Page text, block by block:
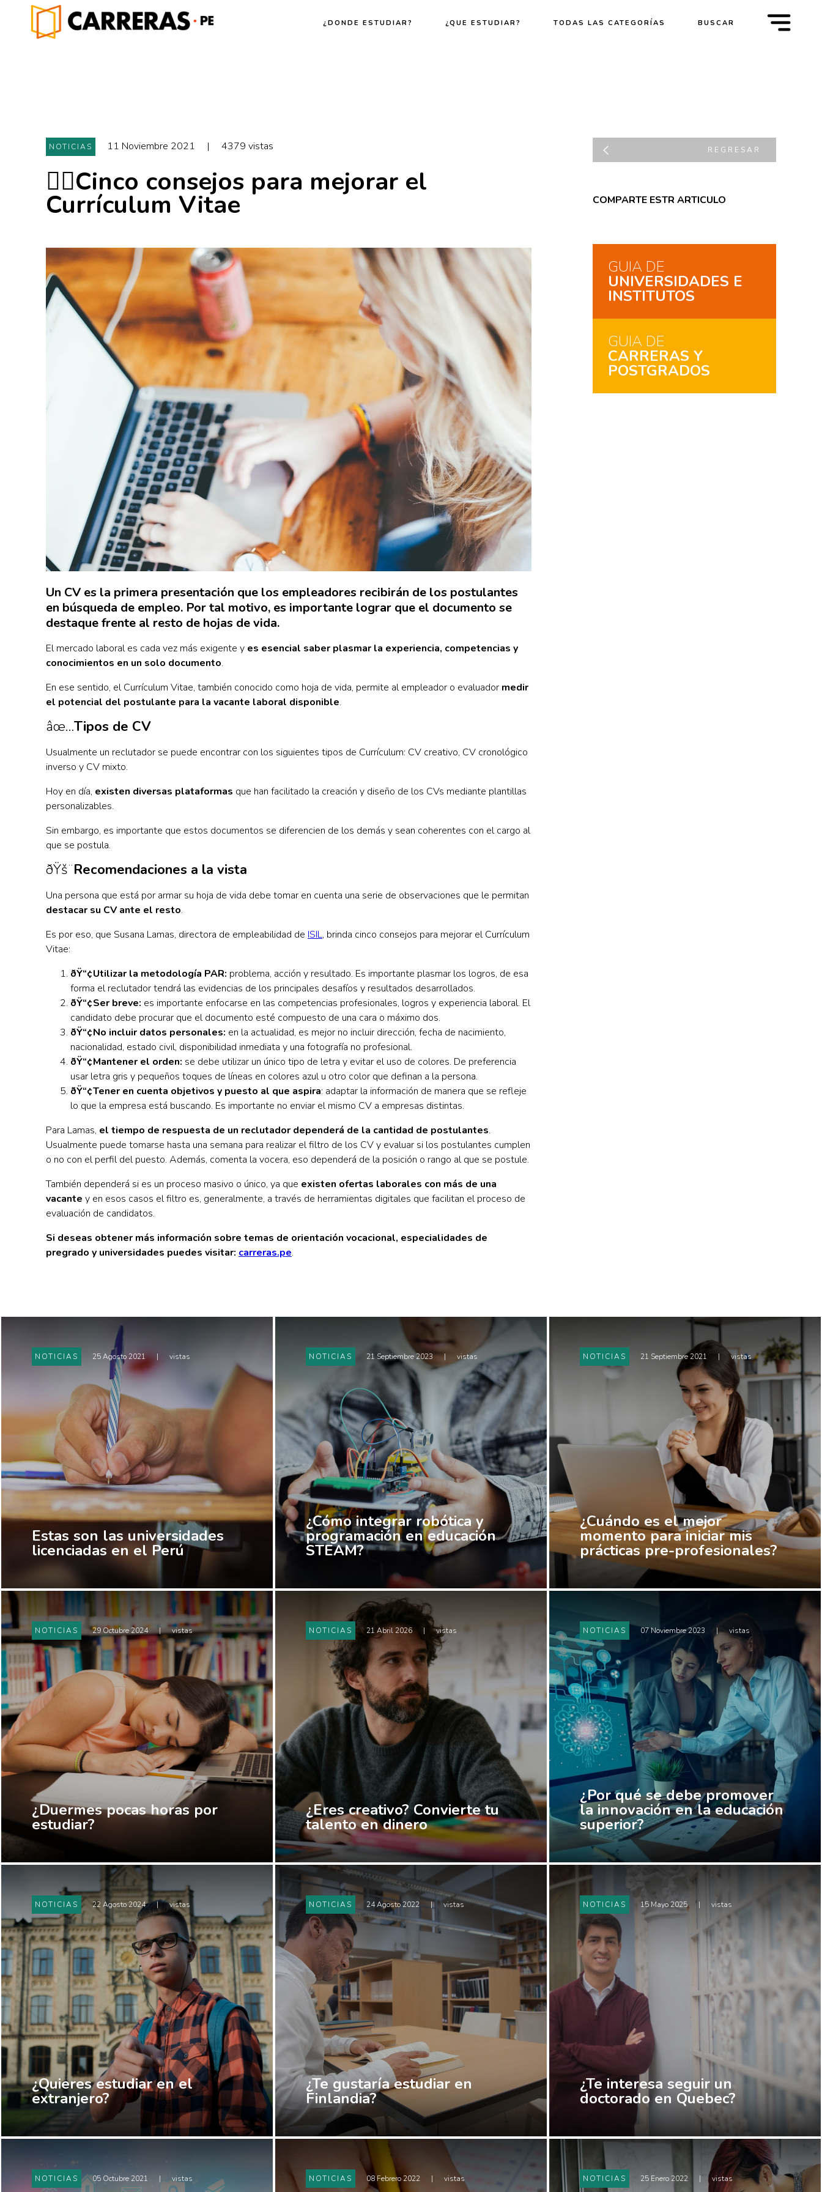
¿DONDE ESTUDIAR? ¿QUE ESTUDIAR? TODAS LAS CATEGORÍAS BUSCAR
m
NOTICIAS 11 Noviembre 2021 | 4379 vistas
🖐🏻Cinco consejos para mejorar el
Currículum Vitae
Un CV es la primera presentación que los empleadores recibirán de los postulantes
en búsqueda de empleo. Por tal motivo, es importante lograr que el documento se
destaque frente al resto de hojas de vida.
El mercado laboral es cada vez más exigente y es esencial saber plasmar la experiencia, competencias y
conocimientos en un solo documento.
En ese sentido, el Currículum Vitae, también conocido como hoja de vida, permite al empleador o evaluador medir
el potencial del postulante para la vacante laboral disponible.
âœ…Tipos de CV
Usualmente un reclutador se puede encontrar con los siguientes tipos de Currículum: CV creativo, CV cronológico
inverso y CV mixto.
Hoy en día, existen diversas plataformas que han facilitado la creación y diseño de los CVs mediante plantillas
personalizables.
Sin embargo, es importante que estos documentos se diferencien de los demás y sean coherentes con el cargo al
que se postula.
ðŸš¨Recomendaciones a la vista
Una persona que está por armar su hoja de vida debe tomar en cuenta una serie de observaciones que le permitan
destacar su CV ante el resto.
Es por eso, que Susana Lamas, directora de empleabilidad de ISIL, brinda cinco consejos para mejorar el Currículum
Vitae:
ðŸ“¢Utilizar la metodología PAR: problema, acción y resultado. Es importante plasmar los logros, de esa
forma el reclutador tendrá las evidencias de los principales desafíos y resultados desarrollados.
ðŸ“¢Ser breve: es importante enfocarse en las competencias profesionales, logros y experiencia laboral. El
candidato debe procurar que el documento esté compuesto de una cara o máximo dos.
ðŸ“¢No incluir datos personales: en la actualidad, es mejor no incluir dirección, fecha de nacimiento,
nacionalidad, estado civil, disponibilidad inmediata y una fotografía no profesional.
ðŸ“¢Mantener el orden: se debe utilizar un único tipo de letra y evitar el uso de colores. De preferencia
usar letra gris y pequeños toques de líneas en colores azul u otro color que definan a la persona.
ðŸ“¢Tener en cuenta objetivos y puesto al que aspira: adaptar la información de manera que se refleje
lo que la empresa está buscando. Es importante no enviar el mismo CV a empresas distintas.
Para Lamas, el tiempo de respuesta de un reclutador dependerá de la cantidad de postulantes.
Usualmente puede tomarse hasta una semana para realizar el filtro de los CV y evaluar si los postulantes cumplen
o no con el perfil del puesto. Además, comenta la vocera, eso dependerá de la posición o rango al que se postule.
También dependerá si es un proceso masivo o único, ya que existen ofertas laborales con más de una
vacante y en esos casos el filtro es, generalmente, a través de herramientas digitales que facilitan el proceso de
evaluación de candidatos.
Si deseas obtener más información sobre temas de orientación vocacional, especialidades de
pregrado y universidades puedes visitar: carreras.pe.
REGRESAR
COMPARTE ESTR ARTICULO
GUIA DE
UNIVERSIDADES E
INSTITUTOS
GUIA DE
CARRERAS Y
POSTGRADOS
NOTICIAS 25 Agosto 2021 | vistas
Estas son las universidades
licenciadas en el Perú
NOTICIAS 21 Septiembre 2023 | vistas
¿Cómo integrar robótica y
programación en educación
STEAM?
NOTICIAS 21 Septiembre 2021 | vistas
¿Cuándo es el mejor
momento para iniciar mis
prácticas pre-profesionales?
NOTICIAS 29 Octubre 2024 | vistas
¿Duermes pocas horas por
estudiar?
NOTICIAS 21 Abril 2026 | vistas
¿Eres creativo? Convierte tu
talento en dinero
NOTICIAS 07 Noviembre 2023 | vistas
¿Por qué se debe promover
la innovación en la educación
superior?
NOTICIAS 22 Agosto 2024 | vistas
¿Quieres estudiar en el
extranjero?
NOTICIAS 24 Agosto 2022 | vistas
¿Te gustaría estudiar en
Finlandia?
NOTICIAS 15 Mayo 2025 | vistas
¿Te interesa seguir un
doctorado en Quebec?
NOTICIAS 05 Octubre 2021 | vistas NOTICIAS 08 Febrero 2022 | vistas NOTICIAS 25 Enero 2022 | vistas